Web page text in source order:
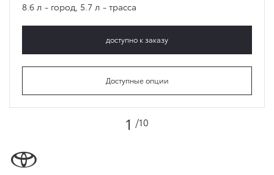
8.6 л - город, 5.7 л - трасса
доступно к заказу
Доступные опции
1 /10